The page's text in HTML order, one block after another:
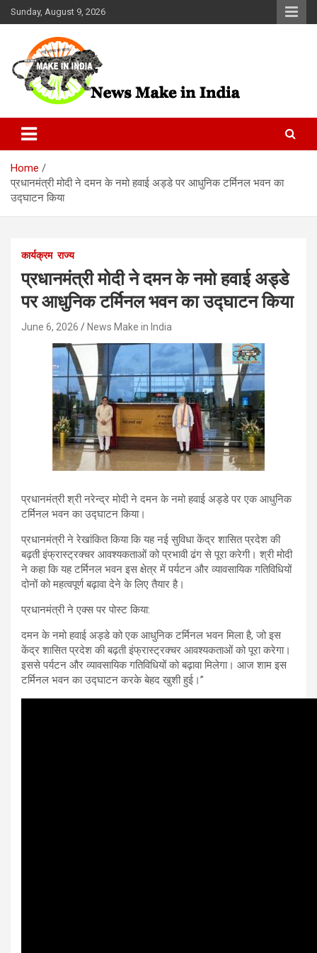
Skip
to
Sunday, August 9, 2026
News Make In india
Home
प्रधानमंत्री मोदी ने दमन के नमो हवाई अड्डे पर आधुनिक टर्मिनल भवन का
उद्घाटन किया
कार्यक्रम राज्य
प्रधानमंत्री मोदी ने दमन के नमो हवाई अड्डे
पर आधुनिक टर्मिनल भवन का उद्घाटन किया
June 6, 2026 News Make in India
प्रधानमंत्री श्री नरेन्द्र मोदी ने दमन के नमो हवाई अड्डे पर एक आधुनिक
टर्मिनल भवन का उद्घाटन किया।
प्रधानमंत्री ने रेखांकित किया कि यह नई सुविधा केंद्र शासित प्रदेश की
बढ़ती इंफ्रास्ट्रक्चर आवश्यकताओं को प्रभावी ढंग से पूरा करेगी। श्री मोदी
ने कहा कि यह टर्मिनल भवन इस क्षेत्र में पर्यटन और व्यावसायिक गतिविधियों
दोनों को महत्वपूर्ण बढ़ावा देने के लिए तैयार है।
प्रधानमंत्री ने एक्स पर पोस्ट किया:
दमन के नमो हवाई अड्डे को एक आधुनिक टर्मिनल भवन मिला है, जो इस
केंद्र शासित प्रदेश की बढ़ती इंफ्रास्ट्रक्चर आवश्यकताओं को पूरा करेगा।
इससे पर्यटन और व्यावसायिक गतिविधियों को बढ़ावा मिलेगा। आज शाम इस
टर्मिनल भवन का उद्घाटन करके बेहद खुशी हुई।”